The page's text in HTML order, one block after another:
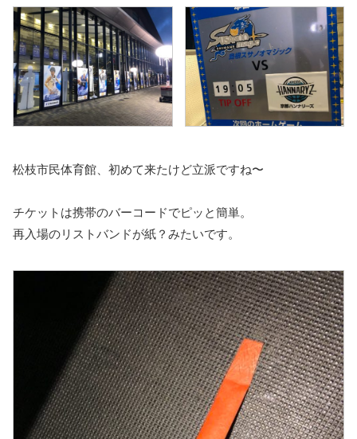
松枝市民体育館、初めて来たけど立派ですね〜
チケットは携帯のバーコードでピッと簡単。
再入場のリストバンドが紙？みたいです。